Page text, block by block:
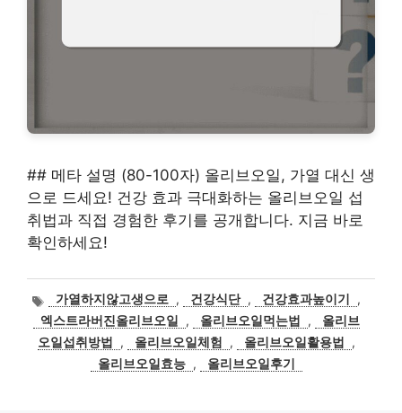
## 메타 설명 (80-100자) 올리브오일, 가열 대신 생
으로 드세요! 건강 효과 극대화하는 올리브오일 섭
취법과 직접 경험한 후기를 공개합니다. 지금 바로
확인하세요!
태
그
가열하지않고생으로 , 건강식단 , 건강효과높이기
,
엑스트라버진올리브오일
, 올리브오일먹는법 ,
올리브
오일섭취방법
, 올리브오일체험 , 올리브오일활용법
,
올리브오일효능 , 올리브오일후기